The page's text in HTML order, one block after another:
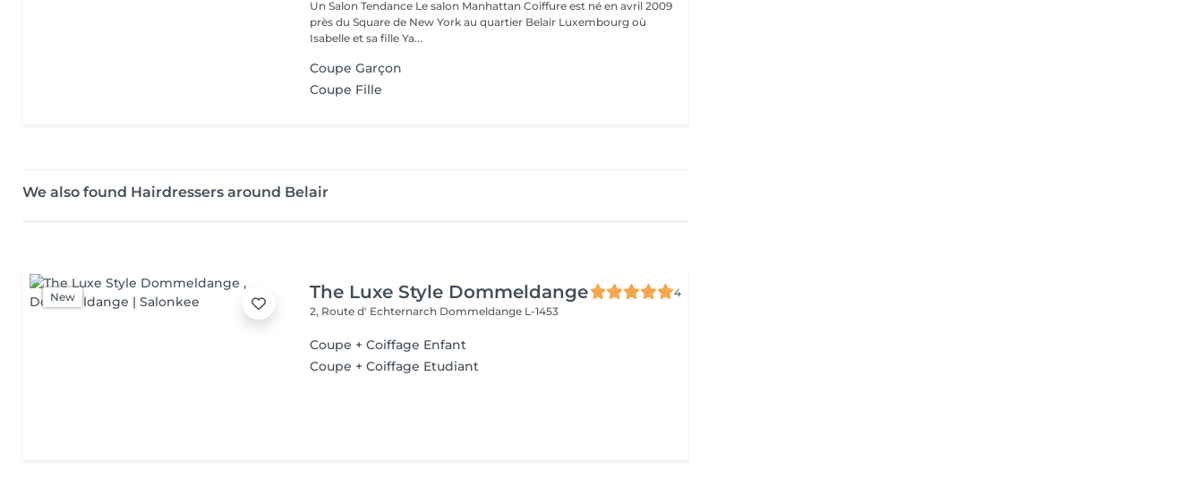
Un Salon Tendance Le salon Manhattan Coiffure est né en avril 2009
près du Square de New York au quartier Belair Luxembourg où
Isabelle et sa fille Ya...
Coupe Garçon
Coupe Fille
We also found Hairdressers around Belair
New The Luxe Style Dommeldange
4
2, Route d' Echternarch Dommeldange L-1453
Coupe + Coiffage Enfant
Coupe + Coiffage Etudiant